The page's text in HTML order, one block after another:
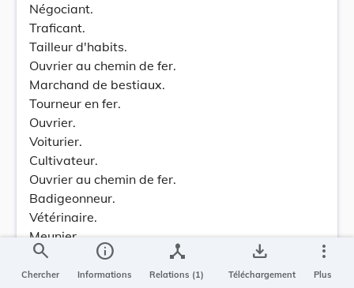
Négociant.
Traficant.
Tailleur d'habits.
Ouvrier au chemin de fer.
Marchand de bestiaux.
Tourneur en fer.
Ouvrier.
Voiturier.
Cultivateur.
Ouvrier au chemin de fer.
Badigeonneur.
Vétérinaire.
Meunier.
Employé d'usine.
Contre-maître.
search
Chercher
info
Informations
device_hub
Relations (1)
save_alt
Téléchargement
more_vert
Plus